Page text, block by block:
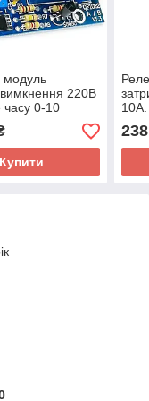
модуль
220В
0-10
Купити
100